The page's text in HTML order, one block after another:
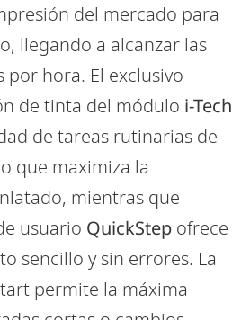
del mercado para
llegando a alcanzar las
por hora. El exclusivo
de tinta del módulo i-Tech
de tareas rutinarias de
que maximiza la
mientras que
usuario QuickStep ofrece
sencillo y sin errores. La
permite la máxima